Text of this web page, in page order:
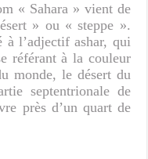
« Sahara » vient de
» ou « steppe ».
à l’adjectif ashar, qui
référant à la couleur
monde, le désert du
septentrionale de
près d’un quart de